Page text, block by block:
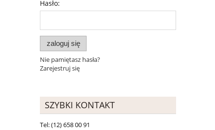
Hasło:
zaloguj się
Nie pamiętasz hasła?
Zarejestruj się
SZYBKI KONTAKT
Tel: (12) 658 00 91